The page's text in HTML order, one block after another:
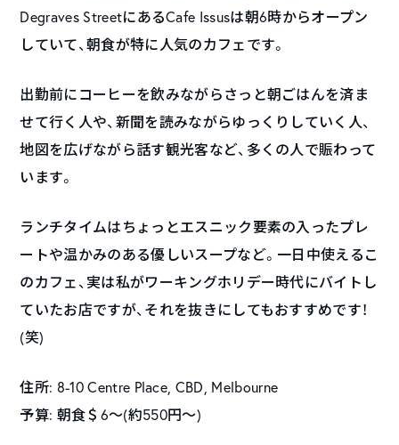
Degraves StreetにあるCafe Issusは朝6時からオープン
していて、朝食が特に人気のカフェです。
出勤前にコーヒーを飲みながらさっと朝ごはんを済ま
せて行く人や、新聞を読みながらゆっくりしていく人、
地図を広げながら話す観光客など、多くの人で賑わって
います。
ランチタイムはちょっとエスニック要素の入ったプレ
ートや温かみのある優しいスープなど。一日中使えるこ
のカフェ、実は私がワーキングホリデー時代にバイトし
ていたお店ですが、それを抜きにしてもおすすめです！
(笑)
住所: 8-10 Centre Place, CBD, Melbourne
予算: 朝食＄6～(約550円～)